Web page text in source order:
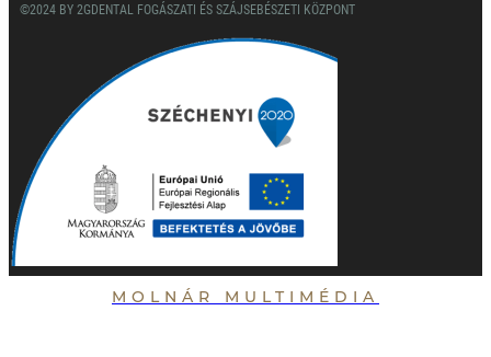
©2024 BY 2GDENTAL FOGÁSZATI ÉS SZÁJSEBÉSZETI KÖZPONT
MOLNÁR MULTIMÉDIA